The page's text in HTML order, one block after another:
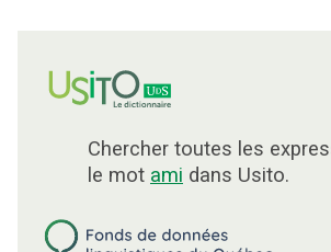
Chercher toutes les
le mot ami dans Usito.